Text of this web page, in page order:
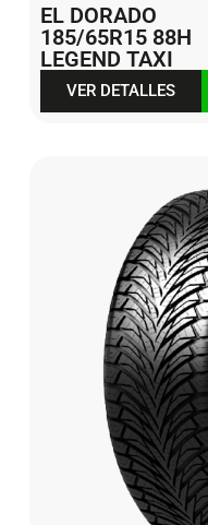
EL DORADO
185/65R15 88H
LEGEND TAXI
VER DETALLES